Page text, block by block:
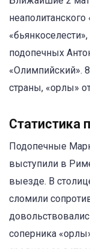
подопечных
«Олимпийский».
страны, «орлы»
Статистика
Подопечные
выступили в
выезде. В
сломили
соперника